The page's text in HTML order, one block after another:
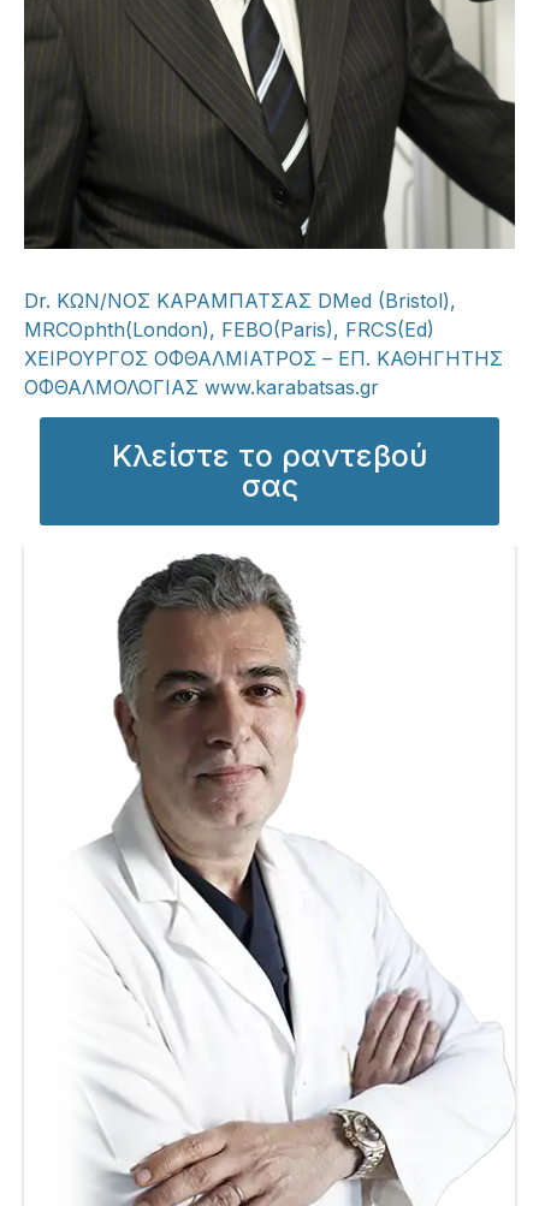
Dr. ΚΩΝ/ΝΟΣ ΚΑΡΑΜΠΑΤΣΑΣ DMed (Bristol),
MRCOphth(London), FEBO(Paris), FRCS(Ed)
ΧΕΙΡΟΥΡΓΟΣ ΟΦΘΑΛΜΙΑΤΡΟΣ – ΕΠ. ΚΑΘΗΓΗΤΗΣ
ΟΦΘΑΛΜΟΛΟΓΙΑΣ www.karabatsas.gr
Κλείστε το ραντεβού
σας